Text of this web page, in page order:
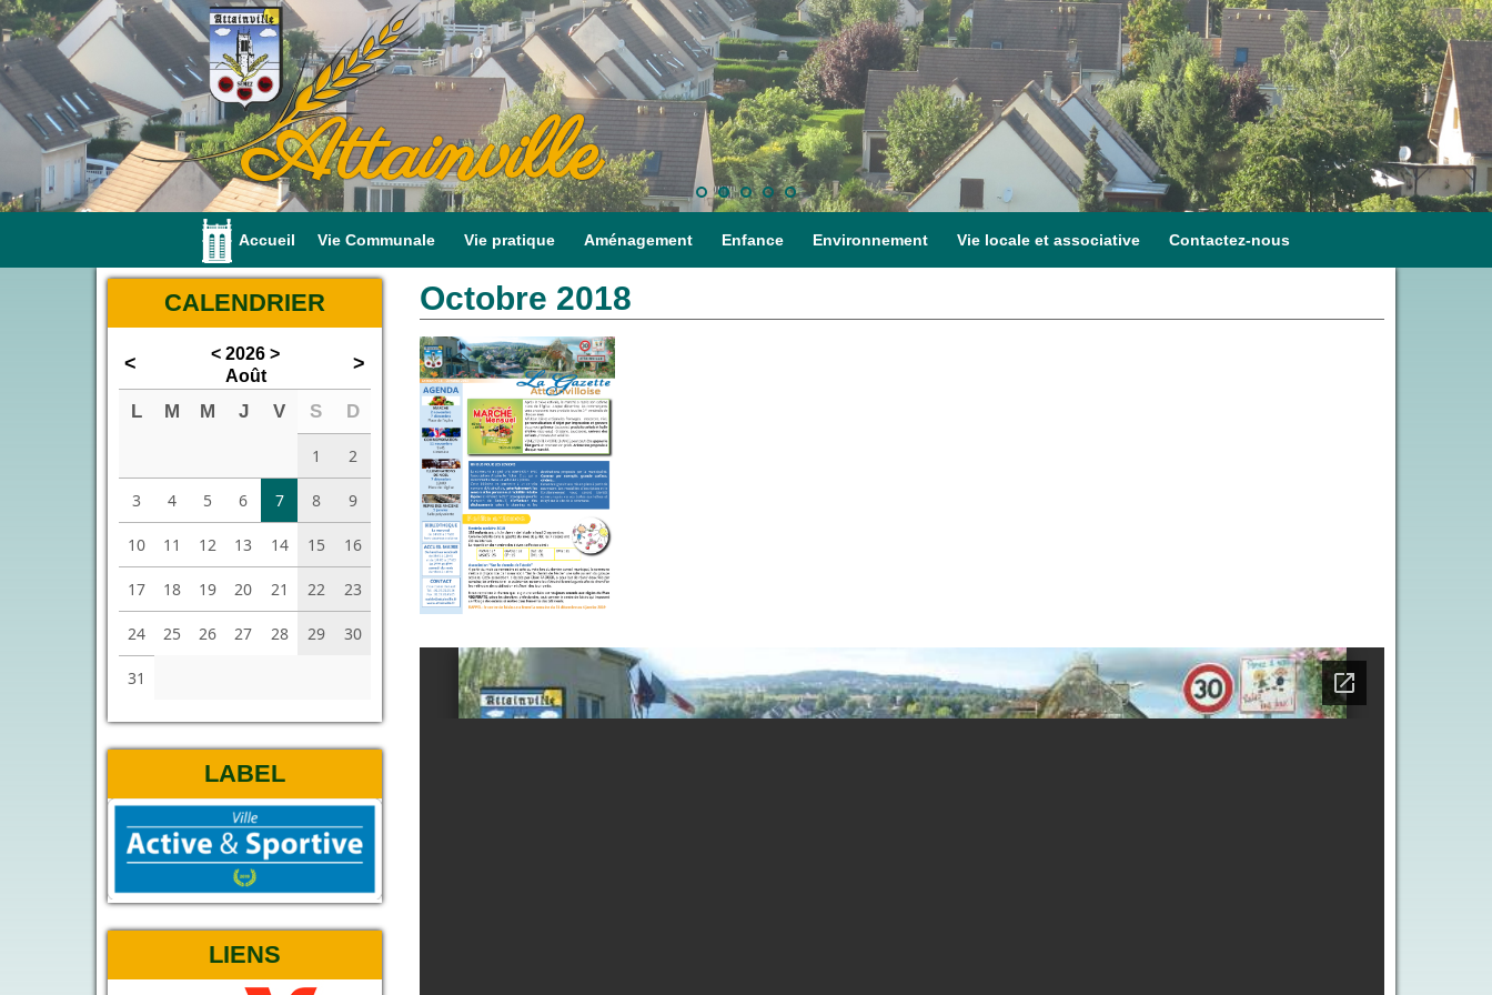
Attainville
Accueil Vie Communale Vie pratique Aménagement Enfance Environnement Vie locale et associative Contactez-nous
Octobre 2018
CALENDRIER
< < 2026 >
Août
>
L M M J V S D
1 2
3 4 5 6 7 8 9
10 11 12 13 14 15 16
17 18 19 20 21 22 23
24 25 26 27 28 29 30
31
LABEL
LIENS